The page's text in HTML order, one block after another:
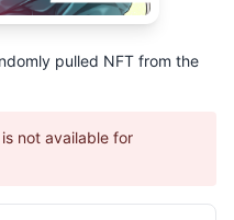
pulled NFT from the
not available for